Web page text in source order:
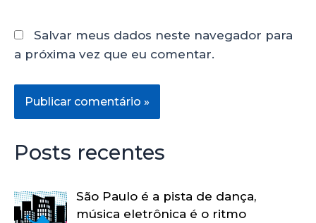
Salvar meus dados neste navegador para
a próxima vez que eu comentar.
Posts recentes
São Paulo é a pista de dança,
música eletrônica é o ritmo